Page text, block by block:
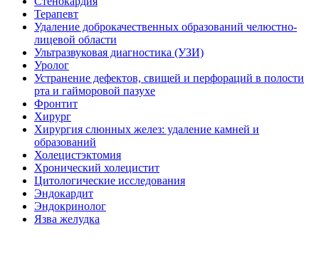
Терапевт
Удаление доброкачественных образований челюстно-
лицевой области
Ультразвуковая диагностика (УЗИ)
Уролог
Устранение дефектов, свищей и перфораций в полости
рта и гайморовой пазухе
Фронтит
Хирург
Хирургия слюнных желез: удаление камней и
образований
Холецистэктомия
Хронический холецистит
Цитологические исследования
Эндокардит
Эндокринолог
Язва желудка